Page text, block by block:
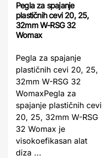
Pegla za spajanje
plastičnih cevi 20, 25,
32mm W-RSG 32
Womax
Pegla za spajanje
plastičnih cevi 20, 25,
32mm W-RSG 32
WomaxPegla za
spajanje plastičnih cevi
20, 25, 32mm W-RSG
32 Womax je
visokoefikasan alat
diza ...